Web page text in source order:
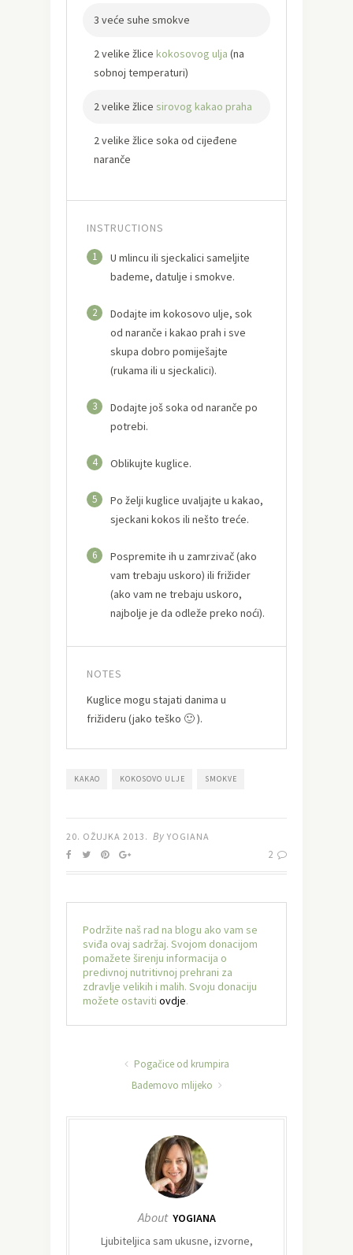
3 veće suhe smokve
2 velike žlice kokosovog ulja (na
sobnoj temperaturi)
2 velike žlice sirovog kakao praha
2 velike žlice soka od cijeđene
naranče
INSTRUCTIONS
1
U mlincu ili sjeckalici sameljite
bademe, datulje i smokve.
2
Dodajte im kokosovo ulje, sok
od naranče i kakao prah i sve
skupa dobro pomiješajte
(rukama ili u sjeckalici).
3
Dodajte još soka od naranče po
potrebi.
4 Oblikujte kuglice.
5
Po želji kuglice uvaljajte u kakao,
sjeckani kokos ili nešto treće.
6
Pospremite ih u zamrzivač (ako
vam trebaju uskoro) ili frižider
(ako vam ne trebaju uskoro,
najbolje je da odleže preko noći).
NOTES
Kuglice mogu stajati danima u
frižideru (jako teško 🙂 ).
KAKAO KOKOSOVO ULJE SMOKVE
20. OŽUJKA 2013. By YOGIANA
2
Podržite naš rad na blogu ako vam se
sviđa ovaj sadržaj. Svojom donacijom
pomažete širenju informacija o
predivnoj nutritivnoj prehrani za
zdravlje velikih i malih. Svoju donaciju
možete ostaviti ovdje.
Pogačice od krumpira
Bademovo mlijeko
About YOGIANA
Ljubiteljica sam ukusne, izvorne,